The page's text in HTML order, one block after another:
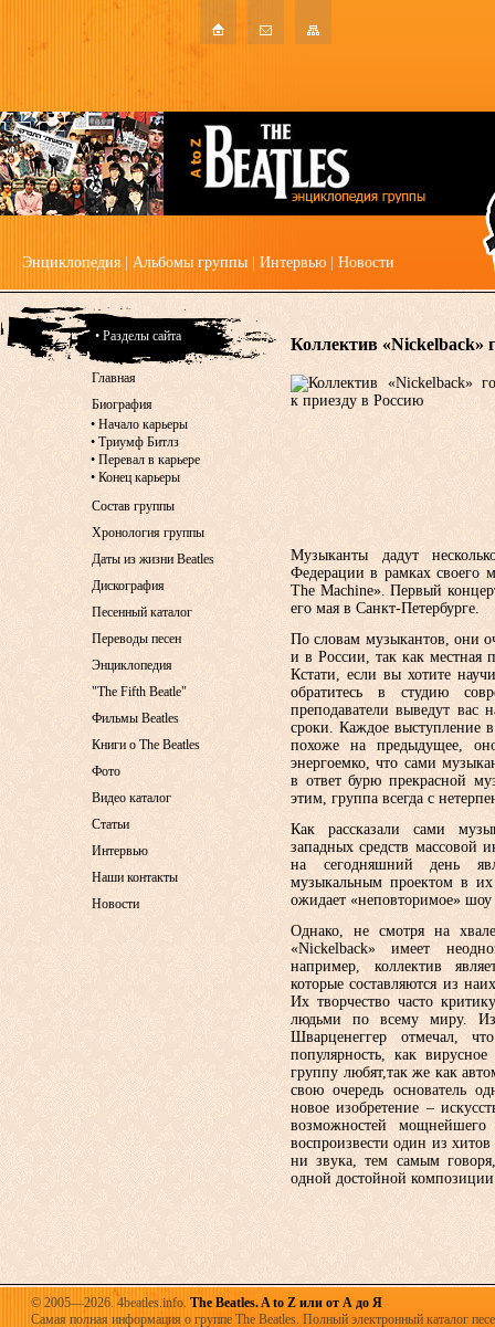
Энциклопедия Альбомы группы Интервью Новости
Коллектив «Nickelback»
Музыканты дадут
Федерации в рамках своего
The Machine». Первый
его мая в Санкт-Петербурге.
По словам музыкантов, они
и в России, так как местная
Кстати, если вы хотите
обратитесь в студию
преподаватели выведут вас
сроки. Каждое выступление
похоже на предыдущее,
энергоемко, что сами
в ответ бурю прекрасной
этим, группа всегда с
Как рассказали сами
западных средств массовой
на сегодняшний день
музыкальным проектом в их
ожидает «неповторимое»
Однако, не смотря на
«Nickelback» имеет
например, коллектив
которые составляются из
Их творчество часто
людьми по всему миру.
Шварценеггер отмечал,
популярность, как
группу любят,так же как
свою очередь основатель
новое изобретение –
возможностей
воспроизвести один из
ни звука, тем самым
одной достойной
• Разделы сайта
Главная
Биография
• Начало карьеры
• Триумф Битлз
• Перевал в карьере
• Конец карьеры
Состав группы
Хронология группы
Даты из жизни Beatles
Дискография
Песенный каталог
Переводы песен
Энциклопедия
"The Fifth Beatle"
Фильмы Beatles
Книги о The Beatles
Фото
Видео каталог
Статьи
Интервью
Наши контакты
Новости
© 2005—2026. 4beatles.info. The Beatles. A to Z или от А до Я
Самая полная информация о группе The Beatles. Полный электронный каталог